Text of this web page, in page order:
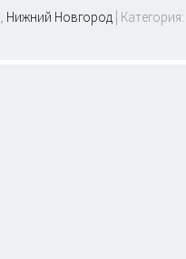
, Нижний Новгород | Категория: